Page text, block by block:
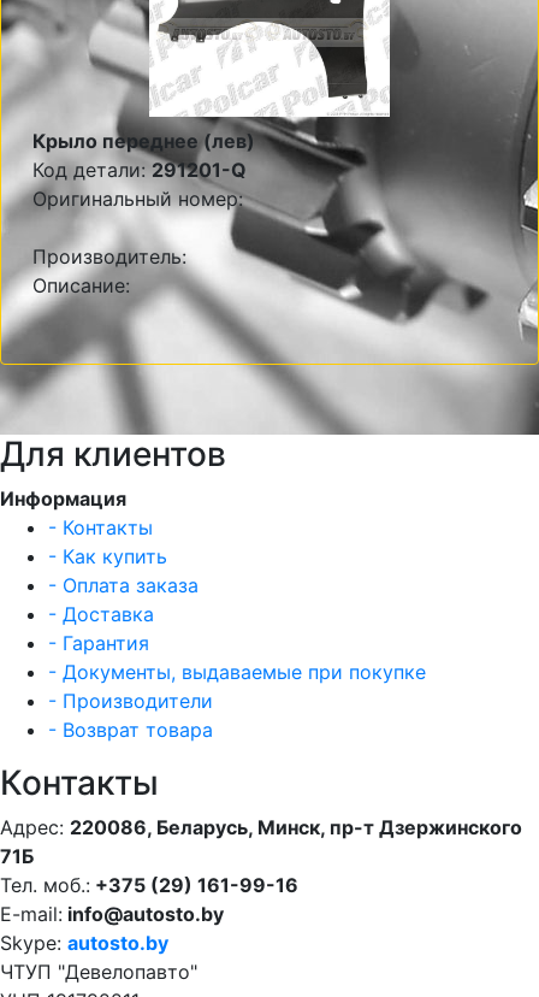
Крыло переднее (лев)
Код детали: 291201-Q
Оригинальный номер:
Производитель:
Описание:
Для клиентов
Информация
- Контакты
- Как купить
- Оплата заказа
- Доставка
- Гарантия
- Документы, выдаваемые при покупке
- Производители
- Возврат товара
Контакты
Адрес: 220086, Беларусь, Минск, пр-т Дзержинского
71Б
Тел. моб.: +375 (29) 161-99-16
E-mail: info@autosto.by
Skype: autosto.by
ЧТУП "Девелопавто"